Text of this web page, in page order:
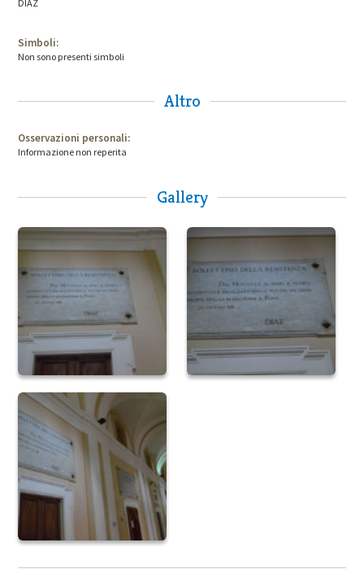
DIAZ
Simboli:
Non sono presenti simboli
Altro
Osservazioni personali:
Informazione non reperita
Gallery